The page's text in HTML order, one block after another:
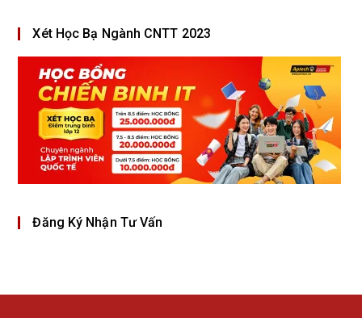
Xét Học Bạ Ngành CNTT 2023
Đăng Ký Nhận Tư Vấn